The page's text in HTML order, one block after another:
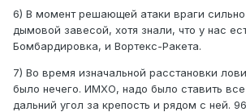
6) В момент решающей атаки враги сильно
дымовой завесой, хотя знали, что у нас
Бомбардировка, и Вортекс-Ракета.
7) Во время изначальной расстановки
было нечего. ИМХО, надо было ставить
дальний угол за крепость и рядом с ней.